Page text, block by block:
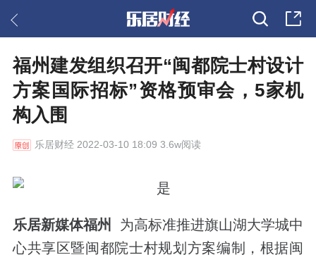
福州建发组织召开“闽都院士村设计
方案国际招标”资格预审会，5家机
构入围
乐居财经2022-03-10 18:09 3.6w阅读
乐居新媒体福州
为高标准推进旗山湖大学城中
心共享区暨闽都院士村规划方案编制，根据闽